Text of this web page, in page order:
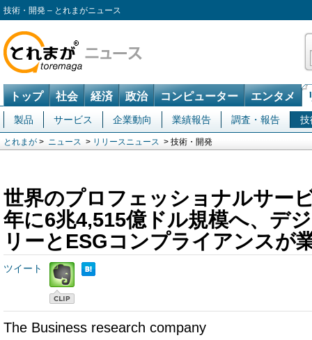
技術・開発 – とれまがニュース
トップ 社会 経済 政治 コンピューター エンタメ
製品 サービス 企業動向 業績報告 調査・報告 技
とれまが > ニュース > リリースニュース > 技術・開発
世界のプロフェッショナルサー
年に6兆4,515億ドル規模へ、デ
リーとESGコンプライアンスが
ツイート
The Business research company